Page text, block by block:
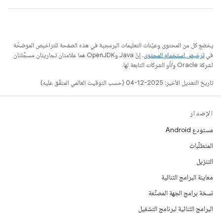
يخضع كل من المحتوى وعيّنات التعليمات البرمجية في هذه الصفحة للتراخيص الموضحّة
فيترخيص استخدام المحتوى
. إنّ Java وOpenJDK هما علامتان تجاريتان مسجَّلتان
لشركة Oracle و/أو الشركات التابعة لها.
تاريخ التعديل الأخير: 2025-12-04 (حسب التوقيت العالمي المتفَّق عليه)
الإصدار
مستودع Android
المتطلّبات
التنزيل
معاينة البرامج الثنائية
نسخة برامج الجهة المصنِّعة
البرامج الثنائية لبرنامج التشغيل